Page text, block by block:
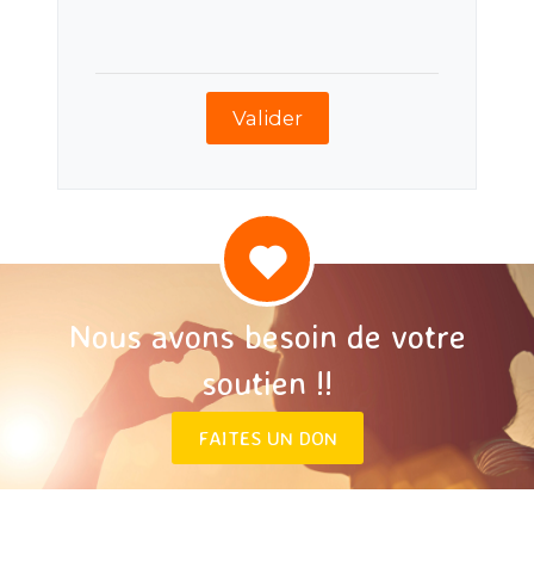
Valider
Nous avons besoin de votre
soutien !!
FAITES UN DON